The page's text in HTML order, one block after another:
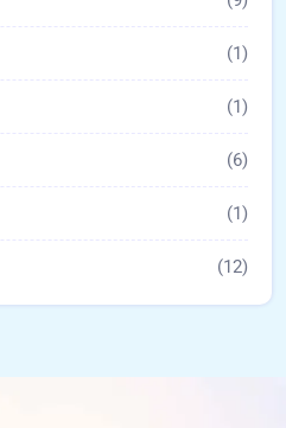
(1)
(1)
(6)
(1)
(12)